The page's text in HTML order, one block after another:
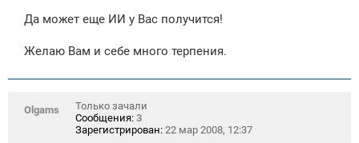
Да может еще ИИ у Вас получится!
Желаю Вам и себе много терпения.
Olgams
Только зачали
Сообщения: 3
Зарегистрирован: 22 мар 2008, 12:37